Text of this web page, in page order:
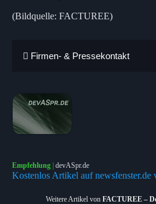
(Bildquelle: FACTUREE)
Firmen- & Pressekontakt
Empfehlung | devASpr.de
Kostenlos Artikel auf newsfenster.de
Weitere Artikel von FACTUREE –